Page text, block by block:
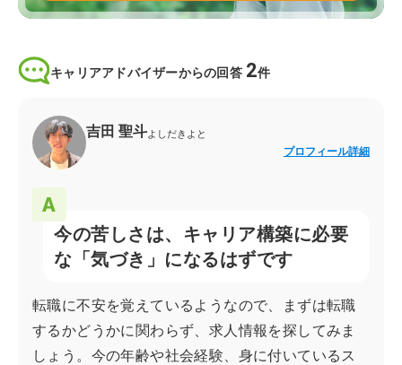
キャリアアドバイザーからの回答 2件
吉田 聖斗よしだきよと
プロフィール詳細
今の苦しさは、キャリア構築に必要
な「気づき」になるはずです
転職に不安を覚えているようなので、まずは転職
するかどうかに関わらず、求人情報を探してみま
しょう。今の年齢や社会経験、身に付いているス